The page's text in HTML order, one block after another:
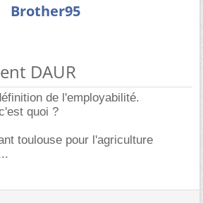
Brother95
DAUR
de l'employabilité.
quoi ?
toulouse pour l'agriculture